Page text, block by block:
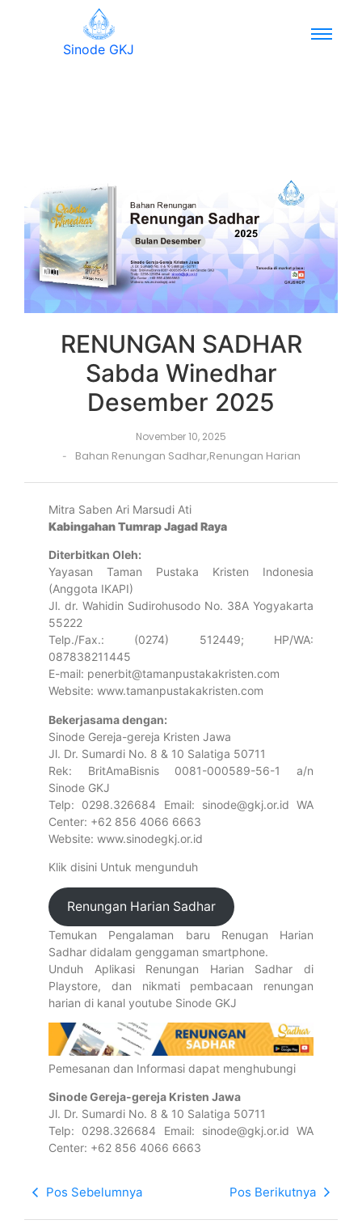
Sinode GKJ
RENUNGAN SADHAR
Sabda Winedhar
Desember 2025
November 10, 2025
- Bahan Renungan Sadhar,Renungan Harian
Mitra Saben Ari Marsudi Ati
Kabingahan Tumrap Jagad Raya
Diterbitkan Oleh:
Yayasan Taman Pustaka Kristen Indonesia
(Anggota IKAPI)
Jl. dr. Wahidin Sudirohusodo No. 38A Yogyakarta
55222
Telp./Fax.: (0274) 512449; HP/WA:
087838211445
E-mail: penerbit@tamanpustakakristen.com
Website: www.tamanpustakakristen.com
Bekerjasama dengan:
Sinode Gereja-gereja Kristen Jawa
Jl. Dr. Sumardi No. 8 & 10 Salatiga 50711
Rek: BritAmaBisnis 0081-000589-56-1 a/n
Sinode GKJ
Telp: 0298.326684 Email: sinode@gkj.or.id WA
Center: +62 856 4066 6663
Website: www.sinodegkj.or.id
Klik disini Untuk mengunduh
Renungan Harian Sadhar
Temukan Pengalaman baru Renugan Harian
Sadhar didalam genggaman smartphone.
Unduh Aplikasi Renungan Harian Sadhar di
Playstore, dan nikmati pembacaan renungan
harian di kanal youtube Sinode GKJ
Pemesanan dan Informasi dapat menghubungi
Sinode Gereja-gereja Kristen Jawa
Jl. Dr. Sumardi No. 8 & 10 Salatiga 50711
Telp: 0298.326684 Email: sinode@gkj.or.id WA
Center: +62 856 4066 6663
Pos Sebelumnya Pos Berikutnya